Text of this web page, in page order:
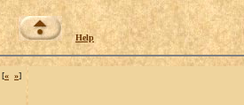
Help
[« »]